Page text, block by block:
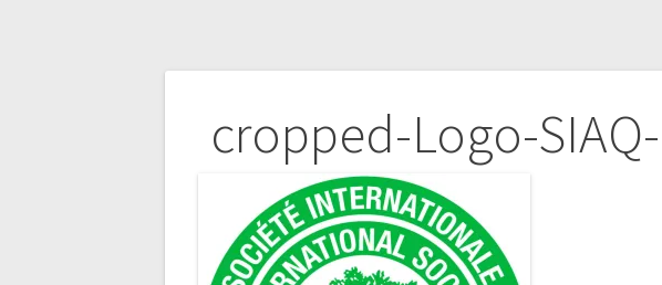
cropped-Logo-
Navigation
de
l’article